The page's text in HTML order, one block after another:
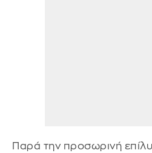
Παρά την προσωρινή